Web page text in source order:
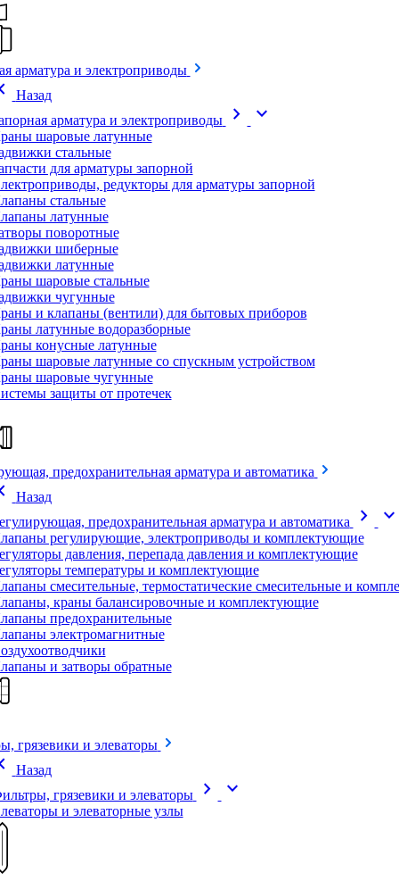
арматура и электроприводы
Назад
арматура и электроприводы
chevron_right expand_more
шаровые латунные
стальные
для арматуры запорной
редукторы для арматуры запорной
стальные
латунные
поворотные
шиберные
латунные
шаровые стальные
чугунные
и клапаны (вентили) для бытовых приборов
латунные водоразборные
конусные латунные
шаровые латунные со спускным устройством
шаровые чугунные
защиты от протечек
предохранительная арматура и автоматика
Назад
предохранительная арматура и автоматика
chevron_right expand_more
регулирующие, электроприводы и комплектующие
давления, перепада давления и комплектующие
температуры и комплектующие
смесительные, термостатические смесительные и
краны балансировочные и комплектующие
предохранительные
электромагнитные
и затворы обратные
грязевики и элеваторы
Назад
грязевики и элеваторы
chevron_right expand_more
и элеваторные узлы